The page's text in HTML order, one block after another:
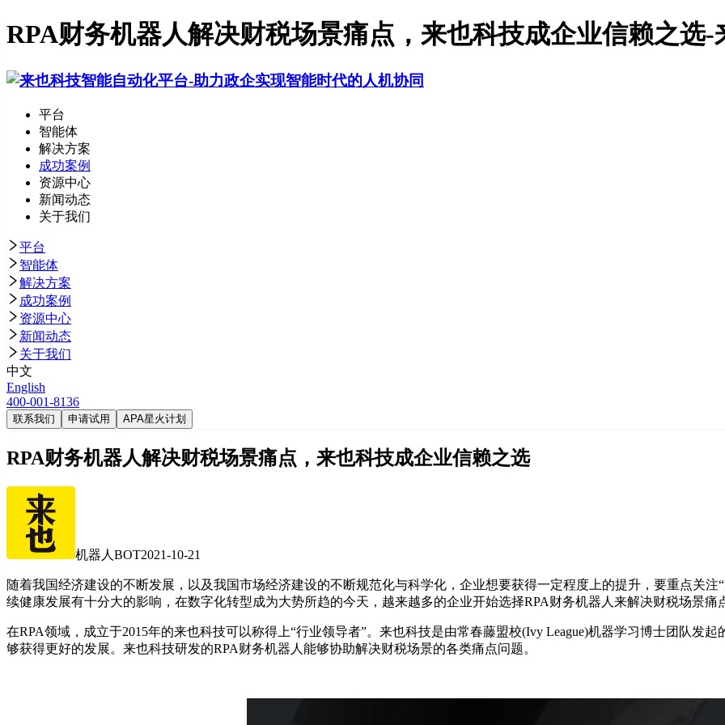
RPA财务机器人解决财税场景痛点，来也科技成企业信赖之选-
平台
智能体
解决方案
成功案例
资源中心
新闻动态
关于我们
平台
智能体
解决方案
成功案例
资源中心
新闻动态
关于我们
中文
English
400-001-8136
联系我们 申请试用 APA星火计划
RPA财务机器人解决财税场景痛点，来也科技成企业信赖之选
机器人BOT2021-10-21
随着我国经济建设的不断发展，以及我国市场经济建设的不断规范化与科学化，企业想要获得一定程度上的提升，要重点关
续健康发展有十分大的影响，在数字化转型成为大势所趋的今天，越来越多的企业开始选择RPA财务机器人来解决财税场景痛
在RPA领域，成立于2015年的来也科技可以称得上“行业领导者”。来也科技是由常春藤盟校(Ivy League)机器学习博士团队发
够获得更好的发展。来也科技研发的RPA财务机器人能够协助解决财税场景的各类痛点问题。